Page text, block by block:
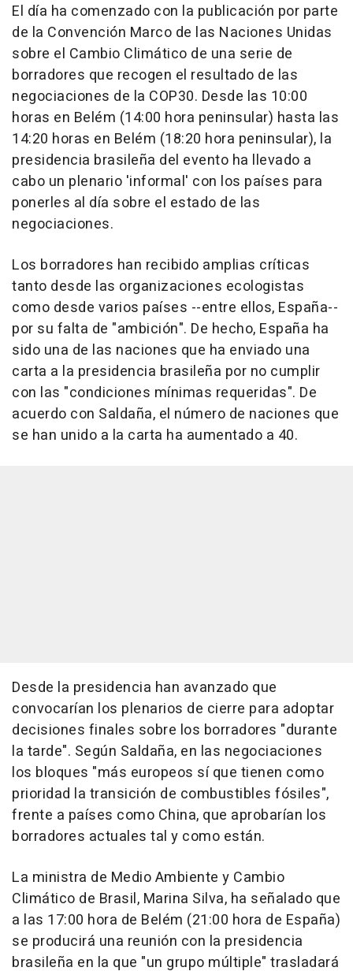
El día ha comenzado con la publicación por parte
de la Convención Marco de las Naciones Unidas
sobre el Cambio Climático de una serie de
borradores que recogen el resultado de las
negociaciones de la COP30. Desde las 10:00
horas en Belém (14:00 hora peninsular) hasta las
14:20 horas en Belém (18:20 hora peninsular), la
presidencia brasileña del evento ha llevado a
cabo un plenario 'informal' con los países para
ponerles al día sobre el estado de las
negociaciones.
Los borradores han recibido amplias críticas
tanto desde las organizaciones ecologistas
como desde varios países --entre ellos, España--
por su falta de "ambición". De hecho, España ha
sido una de las naciones que ha enviado una
carta a la presidencia brasileña por no cumplir
con las "condiciones mínimas requeridas". De
acuerdo con Saldaña, el número de naciones que
se han unido a la carta ha aumentado a 40.
Desde la presidencia han avanzado que
convocarían los plenarios de cierre para adoptar
decisiones finales sobre los borradores "durante
la tarde". Según Saldaña, en las negociaciones
los bloques "más europeos sí que tienen como
prioridad la transición de combustibles fósiles",
frente a países como China, que aprobarían los
borradores actuales tal y como están.
La ministra de Medio Ambiente y Cambio
Climático de Brasil, Marina Silva, ha señalado que
a las 17:00 hora de Belém (21:00 hora de España)
se producirá una reunión con la presidencia
brasileña en la que "un grupo múltiple" trasladará